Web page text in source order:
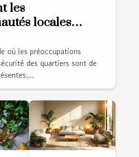
les
locales
pour
la sécurité
où les préoccupations
des quartiers sont de